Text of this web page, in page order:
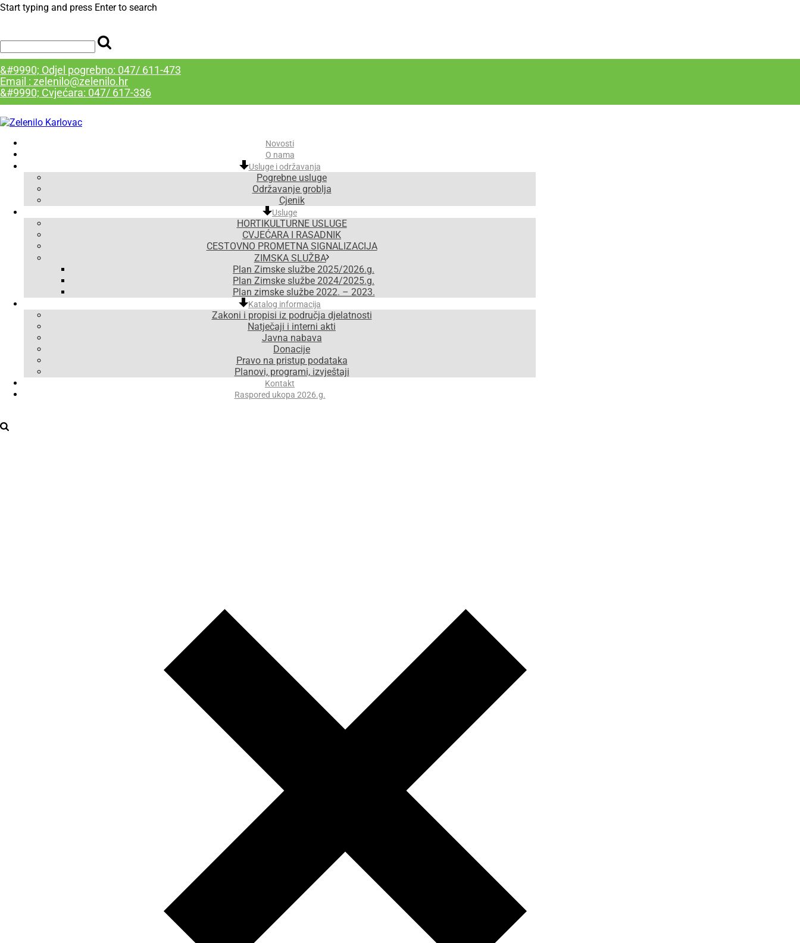
Start typing and press Enter to search
&#9990; Odjel pogrebno: 047/ 611-473
Email : zelenilo@zelenilo.hr
&#9990; Cvjećara: 047/ 617-336
Novosti
O nama
Usluge i održavanja
Pogrebne usluge
Održavanje groblja
Cjenik
Usluge
HORTIKULTURNE USLUGE
CVJEĆARA I RASADNIK
CESTOVNO PROMETNA SIGNALIZACIJA
ZIMSKA SLUŽBA
Plan Zimske službe 2025/2026.g.
Plan Zimske službe 2024/2025.g.
Plan zimske službe 2022. – 2023.
Katalog informacija
Zakoni i propisi iz područja djelatnosti
Natječaji i interni akti
Javna nabava
Donacije
Pravo na pristup podataka
Planovi, programi, izvještaji
Kontakt
Raspored ukopa 2026.g.